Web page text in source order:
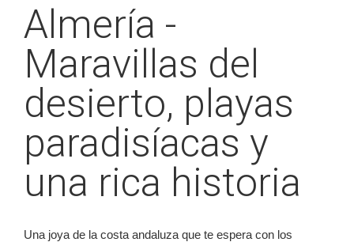
Almería -
Maravillas del
desierto, playas
paradisíacas y
una rica historia
Una joya de la costa andaluza que te espera con los